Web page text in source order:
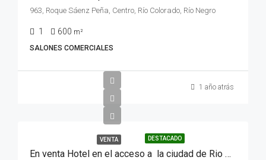
963, Roque Sáenz Peña, Centro, Río Colorado, Río Negro
1 600 m²
SALONES COMERCIALES
1 año atrás
DESTACADO
VENTA
En venta Hotel en el acceso a la ciudad de Rio Colorado, provincia de Rio Negro .